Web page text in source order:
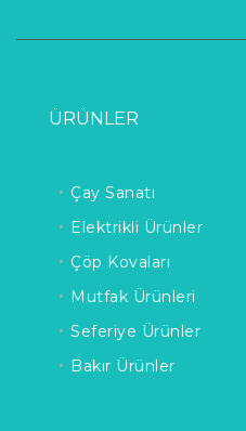
ÜRÜNLER
Çay Sanatı
Elektrikli Ürünler
Çöp Kovaları
Mutfak Ürünleri
Seferiye Ürünler
Bakır Ürünler